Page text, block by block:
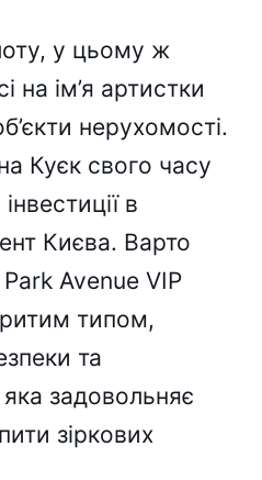
у цьому ж
на ім’я артистки
нерухомості.
Куєк свого часу
в
Києва. Варто
Avenue VIP
типом,
та
задовольняє
зіркових